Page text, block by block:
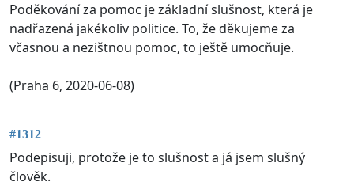
Poděkování za pomoc je základní slušnost, která je
nadřazená jakékoliv politice. To, že děkujeme za
včasnou a nezištnou pomoc, to ještě umocňuje.
(Praha 6, 2020-06-08)
#1312
Podepisuji, protože je to slušnost a já jsem slušný
člověk.